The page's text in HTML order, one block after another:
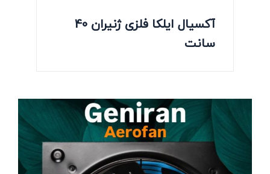
آکسیال ایلکا فلزی ژنیران 40
سانت